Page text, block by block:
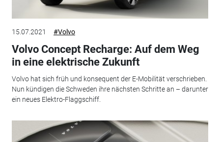
15.07.2021 #Volvo
Volvo Concept Recharge: Auf dem Weg
in eine elektrische Zukunft
Volvo hat sich früh und konsequent der E-Mobilität verschrieben.
Nun kündigen die Schweden ihre nächsten Schritte an – darunter
ein neues Elektro-Flaggschiff.